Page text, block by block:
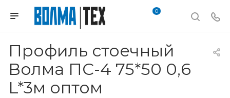
0
Профиль стоечный
Волма ПС-4 75*50 0,6
L*3м оптом